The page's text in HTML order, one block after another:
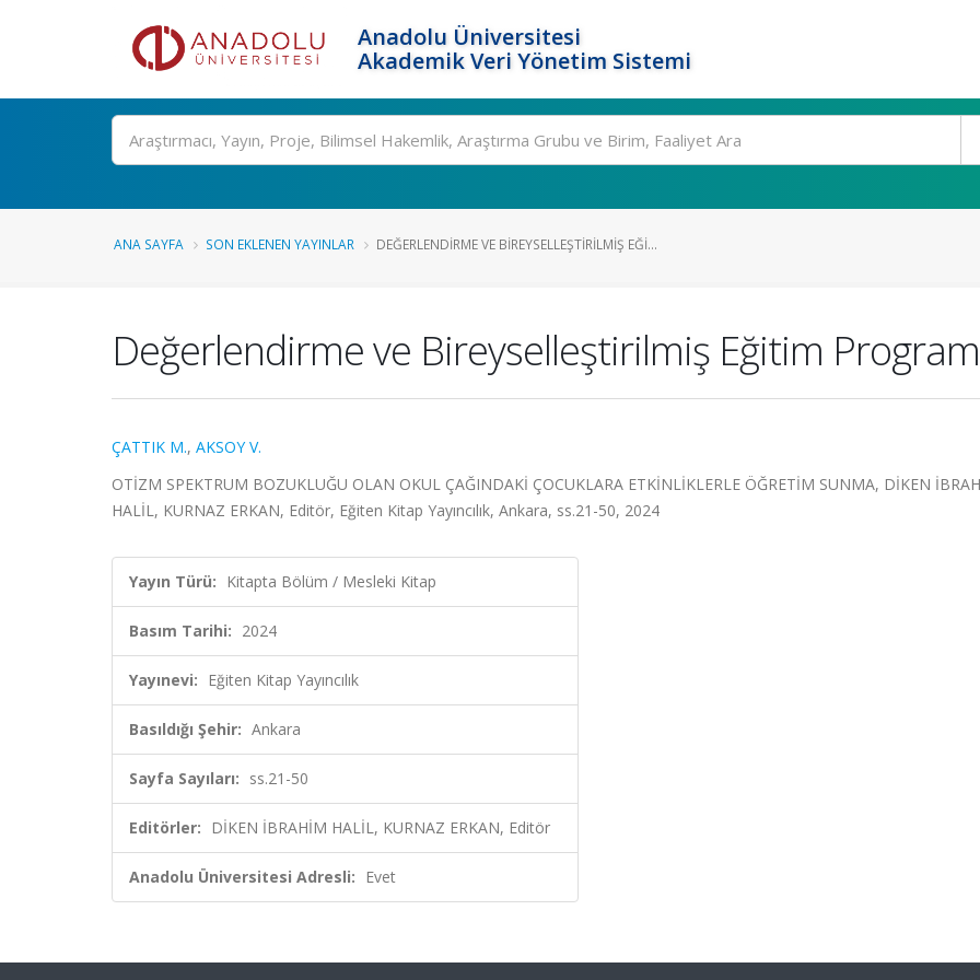
Anadolu Üniversitesi
Akademik Veri Yönetim Sistemi
Ara
ANA SAYFA SON EKLENEN YAYINLAR DEĞERLENDIRME VE BIREYSELLEŞTIRILMIŞ EĞI...
Değerlendirme ve Bireyselleştirilmiş Eğitim
ÇATTIK M., AKSOY V.
OTİZM SPEKTRUM BOZUKLUĞU OLAN OKUL ÇAĞINDAKİ ÇOCUKLARA ETKİNLİKLERLE ÖĞRETİM SUNMA, DİKEN
HALİL, KURNAZ ERKAN, Editör, Eğiten Kitap Yayıncılık, Ankara, ss.21-50, 2024
Yayın Türü: Kitapta Bölüm / Mesleki Kitap
Basım Tarihi: 2024
Yayınevi: Eğiten Kitap Yayıncılık
Basıldığı Şehir: Ankara
Sayfa Sayıları: ss.21-50
Editörler: DİKEN İBRAHİM HALİL, KURNAZ ERKAN, Editör
Anadolu Üniversitesi Adresli: Evet